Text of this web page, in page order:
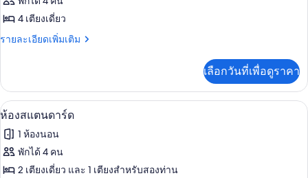
ของ
ห้อง
4 เตียงเดี่ยว
รายละเอียดเพิ่มเติม
ราย
เกี่ยว
กับ
ห้อง
เลือกวันที่เพื่อดูราคา
เปิด
ภาพถ่าย
ทั้งหมด
ของ
มินิบาร์, ตู้นิรภัยในห้องพัก, โต๊ะทำงาน,
6
ห้องสแตนดาร์ด
1 ห้องนอน
พักได้ 4 คน
2 เตียงเดี่ยว และ 1 เตียงสำหรับสองท่าน